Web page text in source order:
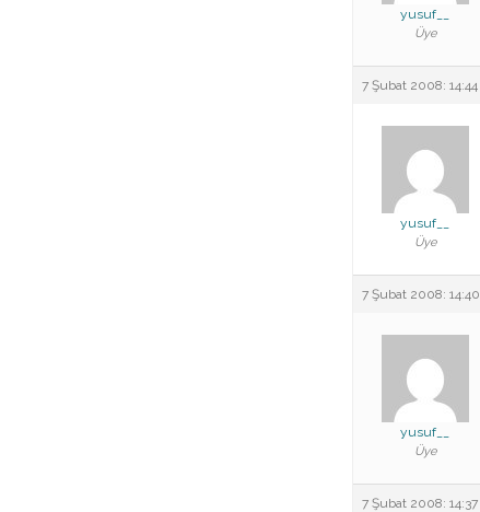
yusuf__
Üye
7 Şubat 2008: 14:44
yusuf__
Üye
7 Şubat 2008: 14:40
yusuf__
Üye
7 Şubat 2008: 14:37